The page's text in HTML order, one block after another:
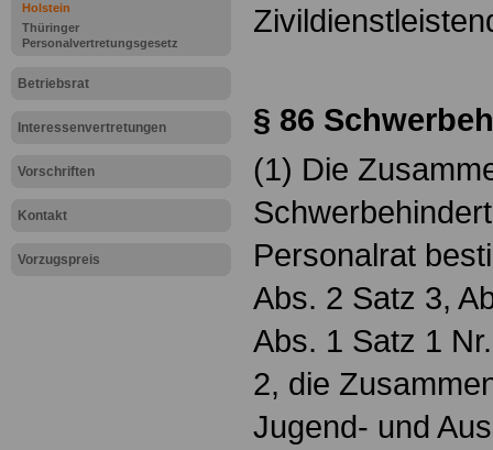
Holstein
Thüringer
Personalvertretungsgesetz
Betriebsrat
Interessenvertretungen
Vorschriften
Kontakt
Vorzugspreis
§ 86
(1) Die
Personalrat
Abs. 2 Satz 3,
Abs. 1 Satz 1
2, die
Jugend- und